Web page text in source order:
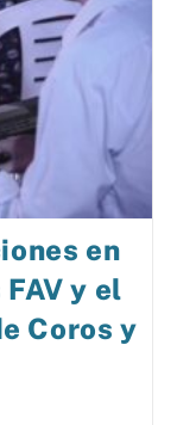
en
y el
Coros y